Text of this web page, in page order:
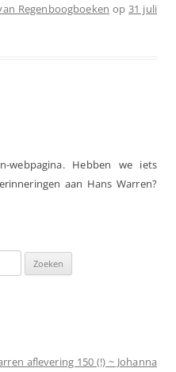
Regenboogboeken op31 juli
webpagina. Hebben we iets
aan Hans Warren?
aflevering 150 (!) ~ Johanna